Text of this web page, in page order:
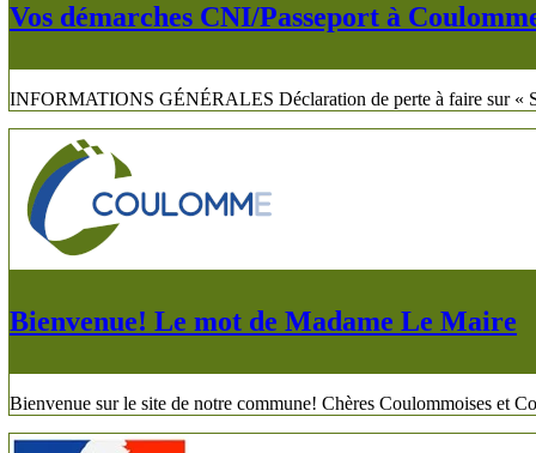
Vos démarches CNI/Passeport à
INFORMATIONS GÉNÉRALES Déclaration de perte à faire sur «
Bienvenue! Le mot de Madame Le Maire
Bienvenue sur le site de notre commune! Chères Coulommoises et